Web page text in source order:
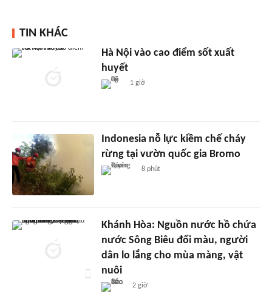
TIN KHÁC
Hà Nội vào cao điểm sốt xuất
huyết
1 giờ
Indonesia nỗ lực kiềm chế cháy
rừng tại vườn quốc gia Bromo
8 phút
Khánh Hòa: Nguồn nước hồ chứa
nước Sông Biêu đổi màu, người
dân lo lắng cho mùa màng, vật
nuôi
2 giờ